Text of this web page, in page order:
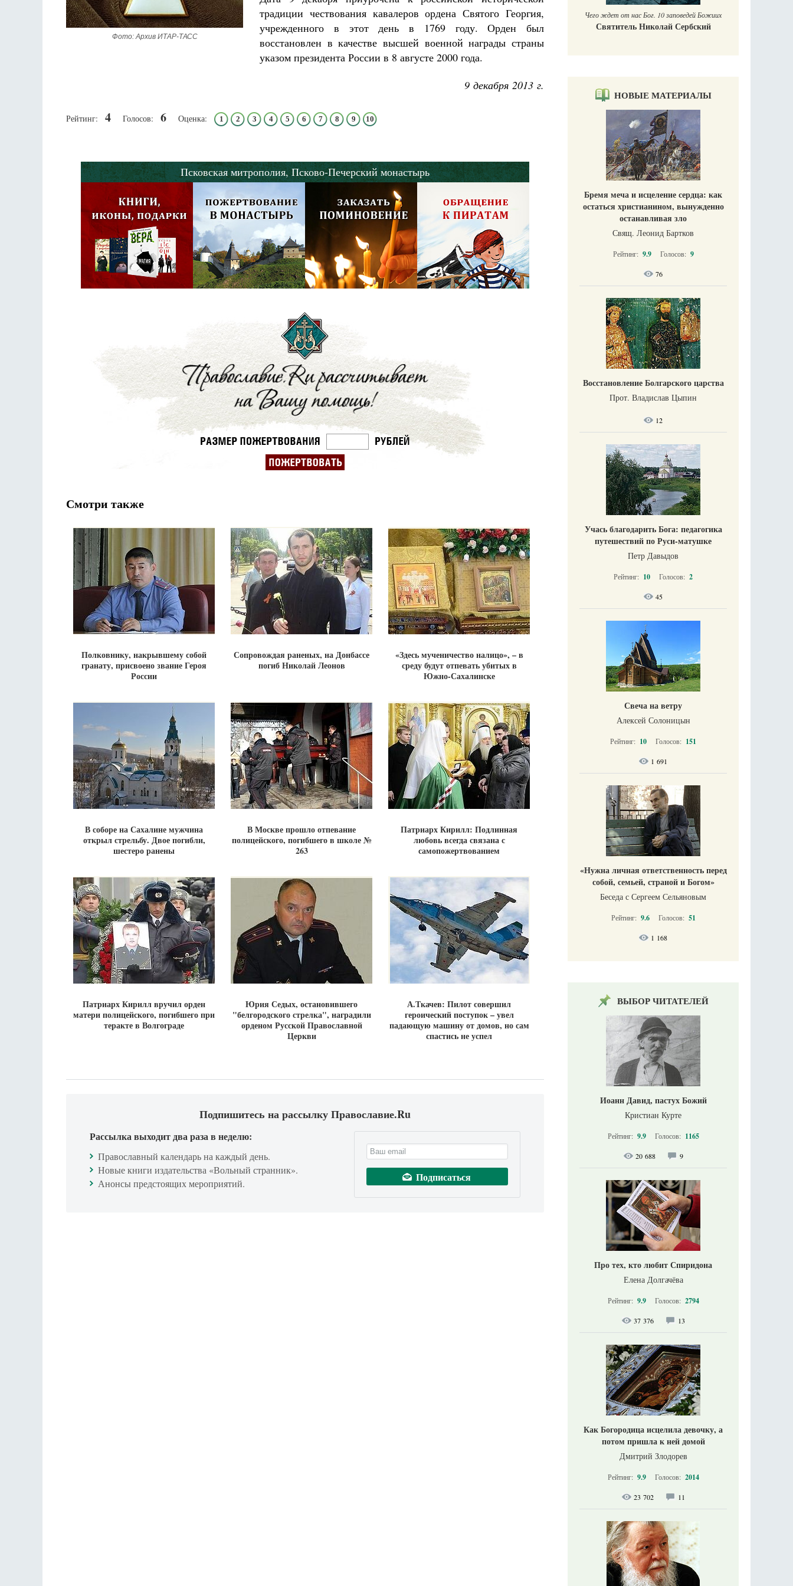
Фото: Архив ИТАР-ТАСС
традиции чествования кавалеров ордена Святого Георгия,
учрежденного в этот день в 1769 году. Орден был
восстановлен в качестве высшей военной награды страны
указом президента России в 8 августе 2000 года.
9 декабря 2013 г.
Рейтинг: 4 Голосов: 6 Оценка: 1 2 3 4 5 6 7 8 9 10
Псковская митрополия, Псково-Печерский монастырь
Смотри также
Полковнику, накрывшему собой
гранату, присвоено звание Героя
России
Сопровождая раненых, на Донбассе
погиб Николай Леонов
«Здесь мученичество налицо», – в
среду будут отпевать убитых в
Южно-Сахалинске
В соборе на Сахалине мужчина
открыл стрельбу. Двое погибли,
шестеро ранены
В Москве прошло отпевание
полицейского, погибшего в школе №
263
Патриарх Кирилл: Подлинная
любовь всегда связана с
самопожертвованием
Патриарх Кирилл вручил орден
матери полицейского, погибшего при
теракте в Волгограде
Юрия Седых, остановившего
"белгородского стрелка", наградили
орденом Русской Православной
Церкви
А.Ткачев: Пилот совершил
героический поступок – увел
падающую машину от домов, но сам
спастись не успел
Подпишитесь на рассылку Православие.Ru
Рассылка выходит два раза в неделю:
Православный календарь на каждый день.
Новые книги издательства «Вольный странник».
Анонсы предстоящих мероприятий.
Разлуки не будет
Фредерика де Грааф Как найти своё место в жизни
Кирилл Мурышев
Роман Котов Чего ждет от нас Бог. 10 заповедей Божиих
Святитель Николай Сербский
НОВЫЕ МАТЕРИАЛЫ
Бремя меча и исцеление сердца: как
остаться христианином, вынужденно
останавливая зло
Свящ. Леонид Бартков
Рейтинг: 9.9 Голосов: 9
76
Восстановление Болгарского царства
Прот. Владислав Цыпин
12
Учась благодарить Бога: педагогика
путешествий по Руси-матушке
Петр Давыдов
Рейтинг: 10 Голосов: 2
45
Свеча на ветру
Алексей Солоницын
Рейтинг: 10 Голосов: 151
1 691
«Нужна личная ответственность перед
собой, семьей, страной и Богом»
Беседа с Сергеем Сельяновым
Рейтинг: 9.6 Голосов: 51
1 168
ВЫБОР ЧИТАТЕЛЕЙ
Иоанн Давид, пастух Божий
Кристиан Курте
Рейтинг: 9.9 Голосов: 1165
20 688 9
Про тех, кто любит Спиридона
Елена Долгачёва
Рейтинг: 9.9 Голосов: 2794
37 376 13
Как Богородица исцелила девочку, а
потом пришла к ней домой
Дмитрий Злодорев
Рейтинг: 9.9 Голосов: 2014
23 702 11